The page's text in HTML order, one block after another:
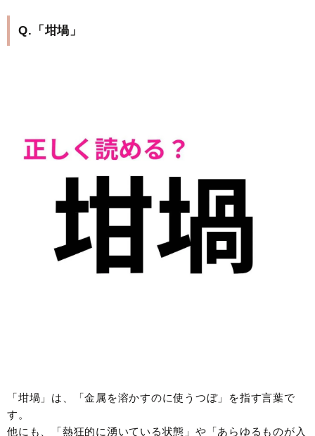
Q.「坩堝」
「坩堝」は、「金属を溶かすのに使うつぼ」を指す言葉で
す。
他にも、「熱狂的に湧いている状態」や「あらゆるものが入